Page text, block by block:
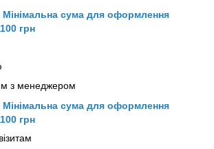
Мінімальна сума для оформлення
грн
з менеджером
Мінімальна сума для оформлення
грн